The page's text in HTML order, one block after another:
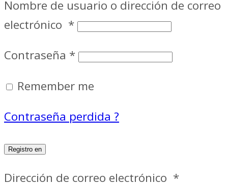
Nombre de usuario o dirección de correo
electrónico *
Contraseña *
Remember me
Contraseña perdida ?
Registro en
Dirección de correo electrónico *